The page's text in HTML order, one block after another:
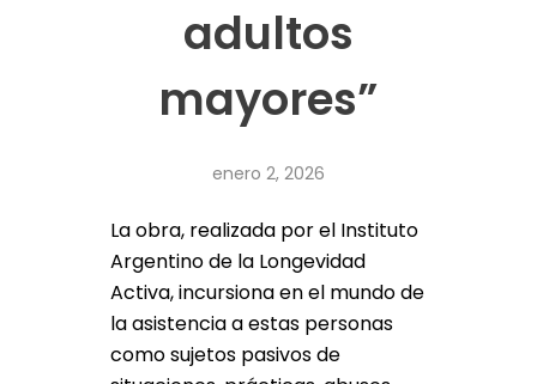
adultos
mayores”
enero 2, 2026
La obra, realizada por el Instituto
Argentino de la Longevidad
Activa, incursiona en el mundo de
la asistencia a estas personas
como sujetos pasivos de